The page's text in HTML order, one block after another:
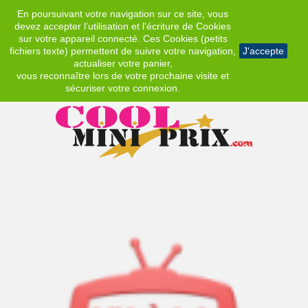
En poursuivant votre navigation sur ce site, vous
devez accepter l’utilisation et l'écriture de Cookies
sur votre appareil connecté. Ces Cookies (petits
fichiers texte) permettent de suivre votre navigation,
actualiser votre panier,
vous reconnaître lors de votre prochaine visite et
sécuriser votre connexion.
J'accepte
EUR